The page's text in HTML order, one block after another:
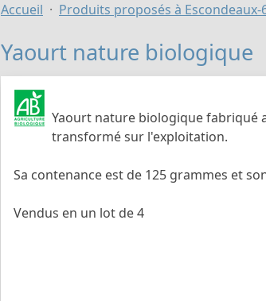
Accueil Produits proposés à Escondeaux-
Yaourt nature biologique
Yaourt nature biologique fabriqué
transformé sur l'exploitation.
Sa contenance est de 125 grammes et
Vendus en un lot de 4